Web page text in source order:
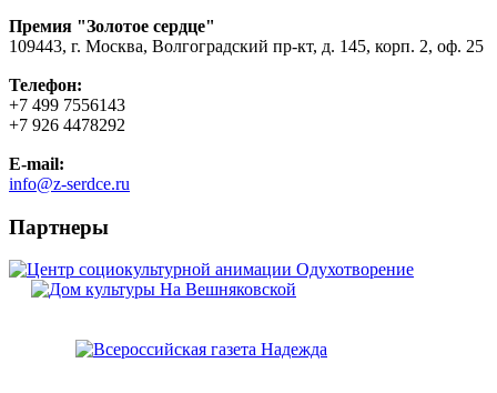
Премия "Золотое сердце"
109443, г. Москва, Волгоградский пр-кт, д. 145, корп. 2, оф. 25
Телефон:
+7 499 7556143
+7 926 4478292
E-mail:
info@z-serdce.ru
Партнеры